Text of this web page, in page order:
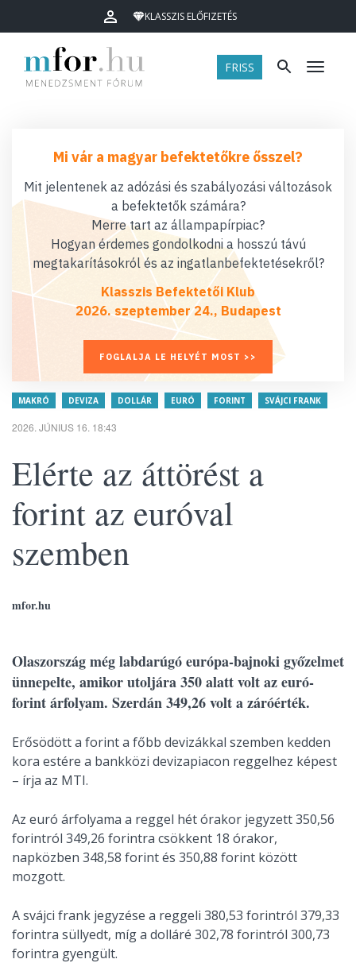
KLASSZIS ELŐFIZETÉS
FRISS Menü
Mi vár a magyar befektetőkre ősszel?
Mit jelentenek az adózási és szabályozási változások
a befektetők számára?
Merre tart az állampapírpiac?
Hogyan érdemes gondolkodni a hosszú távú
megtakarításokról és az ingatlanbefektetésekről?
Klasszis Befektetői Klub
2026. szeptember 24., Budapest
FOGLALJA LE HELYÉT MOST >>
MAKRÓ DEVIZA DOLLÁR EURÓ FORINT SVÁJCI FRANK
2026. JÚNIUS 16. 18:43
Elérte az áttörést a
forint az euróval
szemben
mfor.hu
Olaszország még labdarúgó európa-bajnoki győzelmet
ünnepelte, amikor utoljára 350 alatt volt az euró-
forint árfolyam. Szerdán 349,26 volt a záróérték.
Erősödött a forint a főbb devizákkal szemben kedden
kora estére a bankközi devizapiacon reggelhez képest
– írja az MTI.
Az euró árfolyama a reggel hét órakor jegyzett 350,56
forintról 349,26 forintra csökkent 18 órakor,
napközben 348,58 forint és 350,88 forint között
mozgott.
A svájci frank jegyzése a reggeli 380,53 forintról 379,33
forintra süllyedt, míg a dolláré 302,78 forintról 300,73
forintra gyengült.